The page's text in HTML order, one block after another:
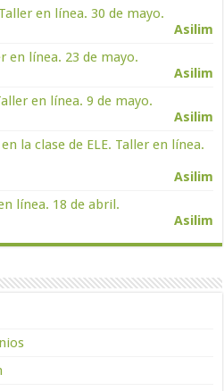
en línea. 30 de mayo.
Asilim
en línea. 23 de mayo.
Asilim
en línea. 9 de mayo.
Asilim
la clase de ELE. Taller en línea.
Asilim
línea. 18 de abril.
Asilim